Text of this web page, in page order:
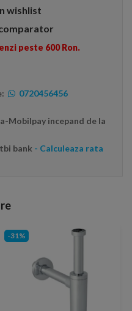
wishlist
peste 600 Ron.
0720456456
Mobilpay incepand de la
bank - Calculeaza rata
-31%